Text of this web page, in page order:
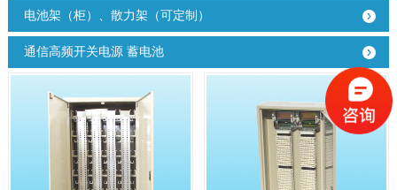
电池架（柜）、散力架（可定制）
通信高频开关电源 蓄电池